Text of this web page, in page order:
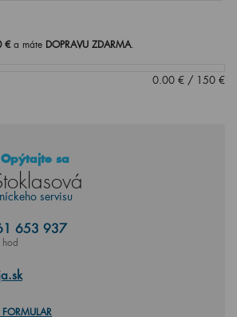
€ a máte DOPRAVU ZDARMA.
0.00 € / 150 €
sa
servisu
653 937
hod